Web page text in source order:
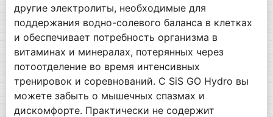
другие электролиты, необходимые для
поддержания водно-солевого баланса в клетках
и обеспечивает потребность организма в
витаминах и минералах, потерянных через
потоотделение во время интенсивных
тренировок и соревнований. С SiS GO Hydro вы
можете забыть о мышечных спазмах и
дискомфорте. Практически не содержит